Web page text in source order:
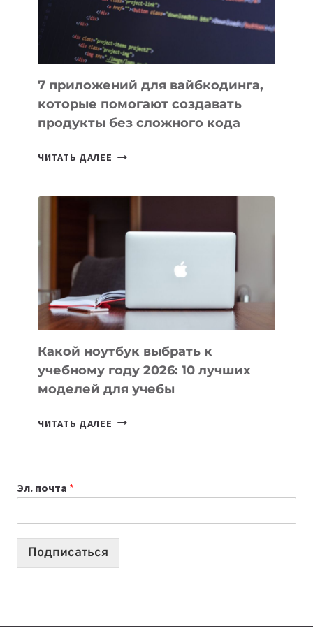
7 приложений для вайбкодинга,
которые помогают создавать
продукты без сложного кода
ЧИТАТЬ ДАЛЕЕ
ПОМОГАЮТ
СОЗДАВАТЬ
БЕЗ
СЛОЖНОГО
КОДА
Какой ноутбук выбрать к
учебному году 2026: 10 лучших
моделей для учебы
ЧИТАТЬ ДАЛЕЕ КАКОЙ
2026:
10
Эл. почта *
Подписаться